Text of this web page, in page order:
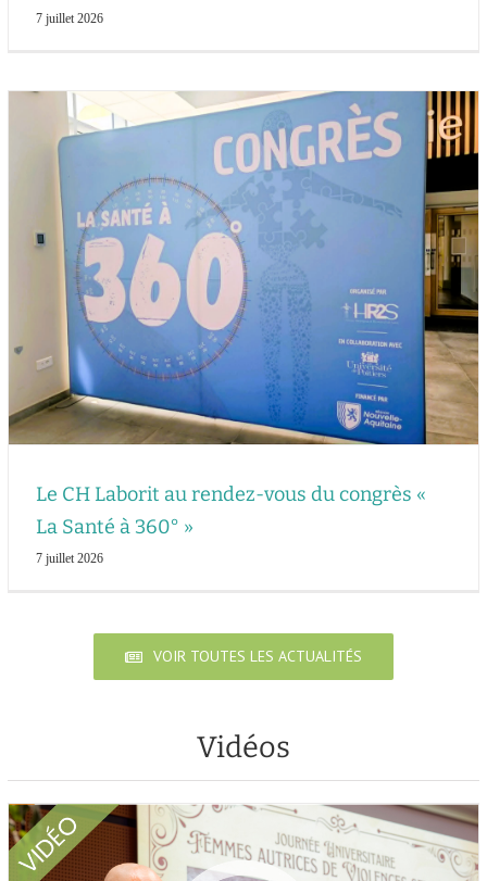
7 juillet 2026
Le CH Laborit au rendez-vous du congrès «
La Santé à 360° »
7 juillet 2026
VOIR TOUTES LES ACTUALITÉS
Vidéos